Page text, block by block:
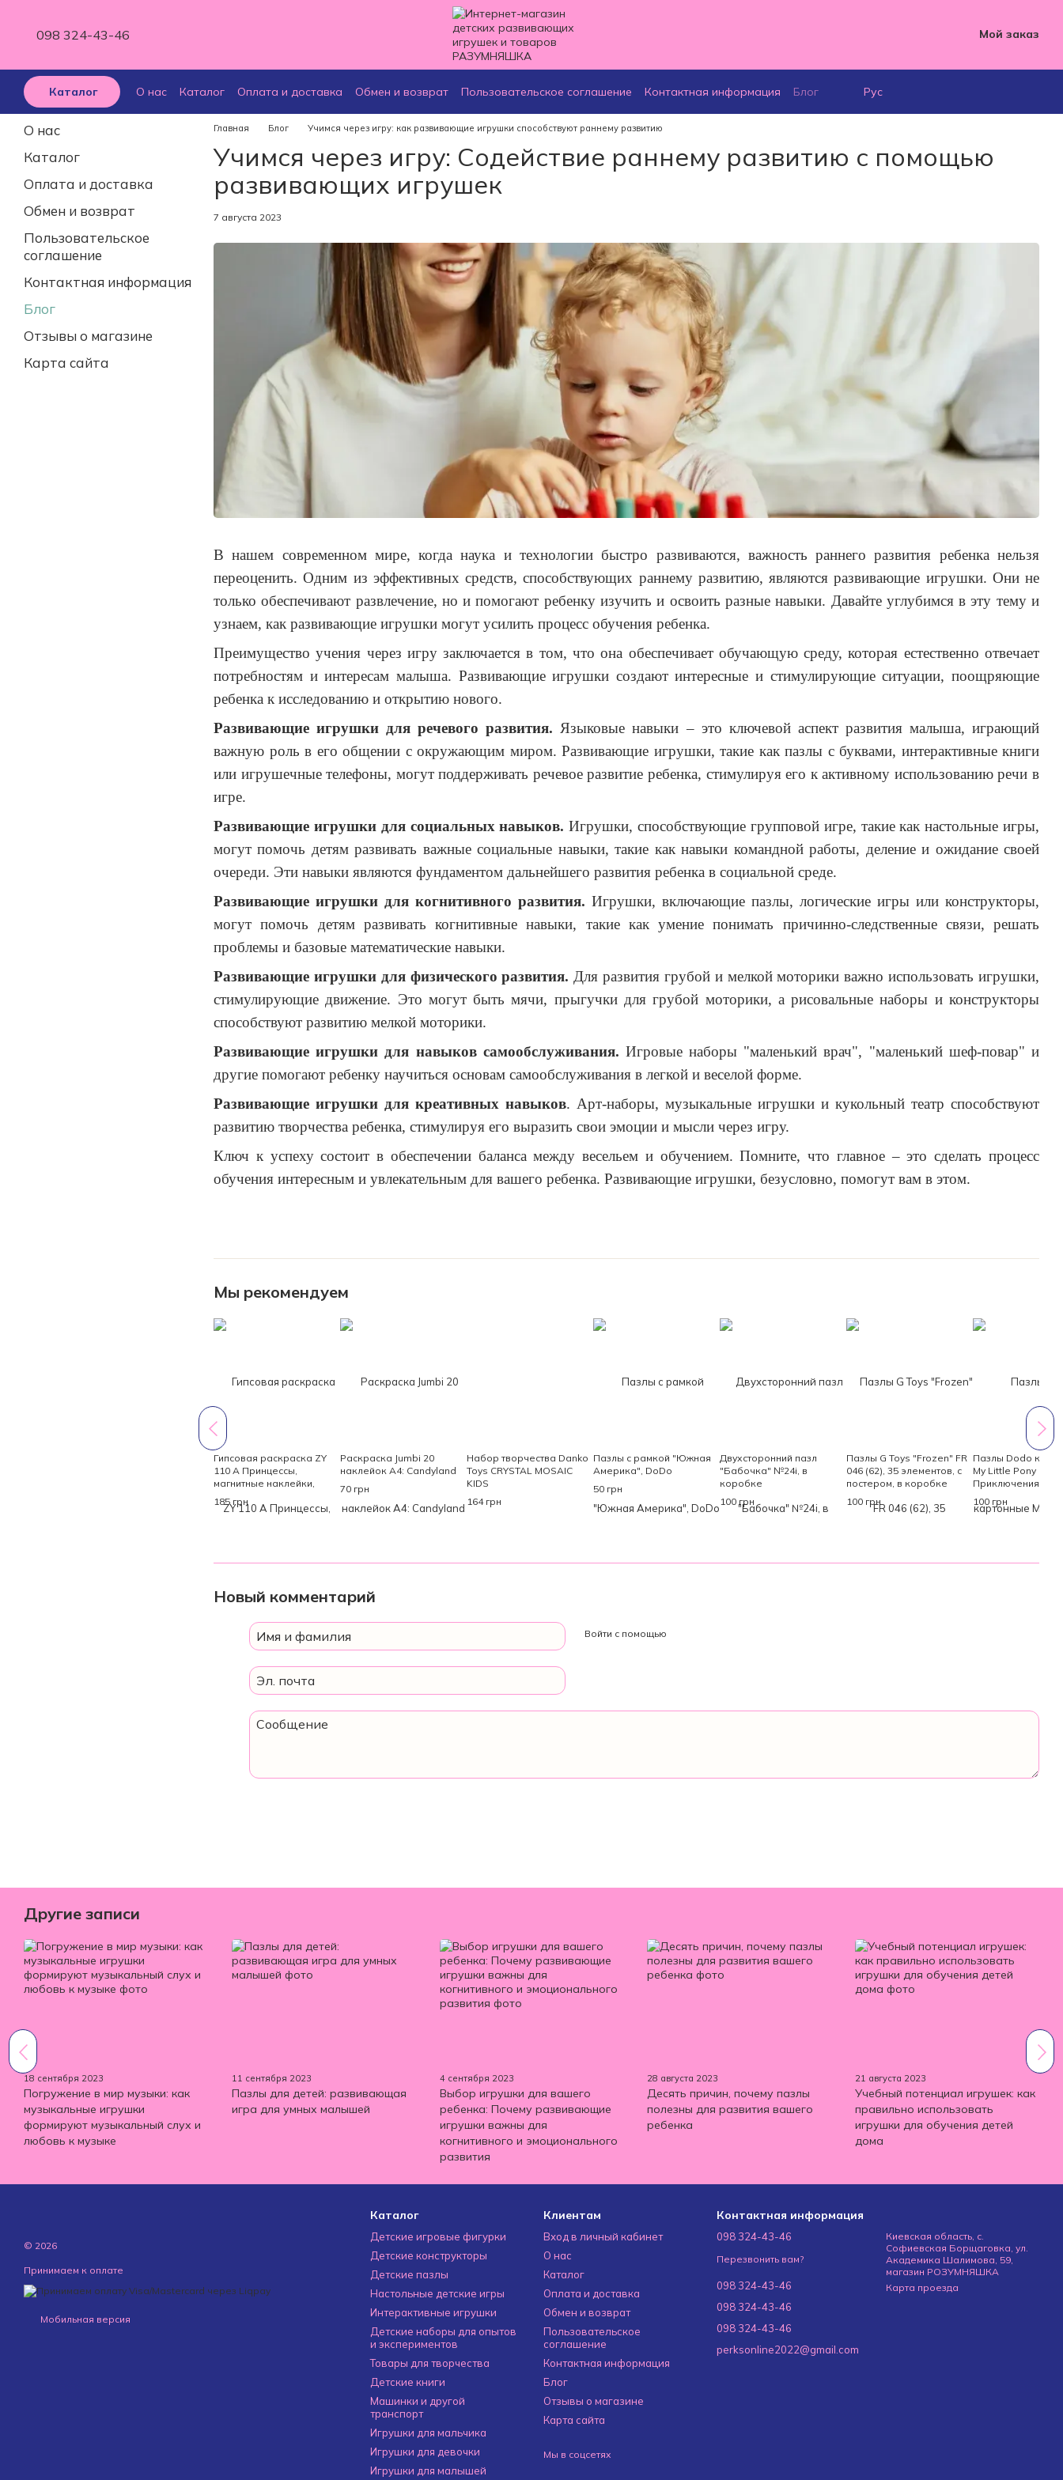
098 324-43-46 Мой заказ
Каталог О нас Каталог Оплата и доставка Обмен и возврат Пользовательское соглашение Контактная информация
Блог
Рус
Главная Блог Учимся через игру: как развивающие игрушки способствуют раннему развитию
Учимся через игру: Содействие раннему развитию с помощью
развивающих игрушек
7 августа 2023
В нашем современном мире, когда наука и технологии быстро развиваются, важность раннего развития ребенка нельзя
переоценить. Одним из эффективных средств, способствующих раннему развитию, являются развивающие игрушки. Они не
только обеспечивают развлечение, но и помогают ребенку изучить и освоить разные навыки. Давайте углубимся в эту тему и
узнаем, как развивающие игрушки могут усилить процесс обучения ребенка.
Преимущество учения через игру заключается в том, что она обеспечивает обучающую среду, которая естественно отвечает
потребностям и интересам малыша. Развивающие игрушки создают интересные и стимулирующие ситуации, поощряющие
ребенка к исследованию и открытию нового.
Развивающие игрушки для речевого развития. Языковые навыки – это ключевой аспект развития малыша, играющий
важную роль в его общении с окружающим миром. Развивающие игрушки, такие как пазлы с буквами, интерактивные книги
или игрушечные телефоны, могут поддерживать речевое развитие ребенка, стимулируя его к активному использованию речи в
игре.
Развивающие игрушки для социальных навыков. Игрушки, способствующие групповой игре, такие как настольные игры,
могут помочь детям развивать важные социальные навыки, такие как навыки командной работы, деление и ожидание своей
очереди. Эти навыки являются фундаментом дальнейшего развития ребенка в социальной среде.
Развивающие игрушки для когнитивного развития. Игрушки, включающие пазлы, логические игры или конструкторы,
могут помочь детям развивать когнитивные навыки, такие как умение понимать причинно-следственные связи, решать
проблемы и базовые математические навыки.
Развивающие игрушки для физического развития. Для развития грубой и мелкой моторики важно использовать игрушки,
стимулирующие движение. Это могут быть мячи, прыгучки для грубой моторики, а рисовальные наборы и конструкторы
способствуют развитию мелкой моторики.
Развивающие игрушки для навыков самообслуживания. Игровые наборы "маленький врач", "маленький шеф-повар" и
другие помогают ребенку научиться основам самообслуживания в легкой и веселой форме.
Развивающие игрушки для креативных навыков. Арт-наборы, музыкальные игрушки и кукольный театр способствуют
развитию творчества ребенка, стимулируя его выразить свои эмоции и мысли через игру.
Ключ к успеху состоит в обеспечении баланса между весельем и обучением. Помните, что главное – это сделать процесс
обучения интересным и увлекательным для вашего ребенка. Развивающие игрушки, безусловно, помогут вам в этом.
Мы рекомендуем
Гипсовая раскраска ZY
110 A Принцессы,
магнитные наклейки,
краски, гипс, кисточки,
185 грн
Раскраска Jumbi 20
наклейок А4: Candyland
70 грн
Набор творчества Danko
Toys CRYSTAL MOSAIC
KIDS
164 грн
Пазлы с рамкой "Южная
Америка", DoDo
50 грн
Двухсторонний пазл
"Бабочка" №24i, в
коробке
100 грн
Пазлы G Toys "Frozen" FR
046 (62), 35 элементов, с
постером, в коробке
100 грн
Пазлы Dodo
My Little Pony
Приключения
коробке
100 грн
Новый комментарий
Войти с помощью
О нас
Каталог
Оплата и доставка
Обмен и возврат
Пользовательское
соглашение
Контактная информация
Блог
Отзывы о магазине
Карта сайта
Другие записи
18 сентября 2023
Погружение в мир музыки: как
музыкальные игрушки
формируют музыкальный слух и
любовь к музыке
11 сентября 2023
Пазлы для детей: развивающая
игра для умных малышей
4 сентября 2023
Выбор игрушки для вашего
ребенка: Почему развивающие
игрушки важны для
когнитивного и эмоционального
развития
28 августа 2023
Десять причин, почему пазлы
полезны для развития вашего
ребенка
21 августа 2023
Учебный потенциал игрушек: как
правильно использовать
игрушки для обучения детей
дома
© 2026
Принимаем к оплате
Мобильная версия
Каталог
Детские игровые фигурки
Детские конструкторы
Детские пазлы
Настольные детские игры
Интерактивные игрушки
Детские наборы для опытов
и экспериментов
Товары для творчества
Детские книги
Машинки и другой
транспорт
Игрушки для мальчика
Игрушки для девочки
Игрушки для малышей
Клиентам
Вход в личный кабинет
О нас
Каталог
Оплата и доставка
Обмен и возврат
Пользовательское
соглашение
Контактная информация
Блог
Отзывы о магазине
Карта сайта
Мы в соцсетях
Контактная информация
098 324-43-46
Перезвонить вам?
098 324-43-46
098 324-43-46
098 324-43-46
perksonline2022@gmail.com
Киевская область, с.
Софиевская Борщаговка, ул.
Академика Шалимова, 59,
магазин РОЗУМНЯШКА
Карта проезда